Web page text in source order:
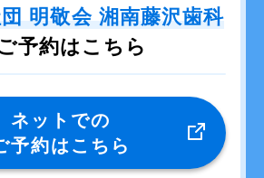
明敬会 湘南藤沢歯科
予約はこちら
ネットでの
予約はこちら